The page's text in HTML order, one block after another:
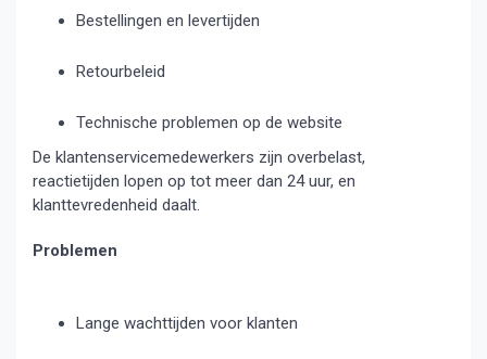
Bestellingen en levertijden
Retourbeleid
Technische problemen op de website
De klantenservicemedewerkers zijn overbelast,
reactietijden lopen op tot meer dan 24 uur, en
klanttevredenheid daalt.
Problemen
Lange wachttijden voor klanten